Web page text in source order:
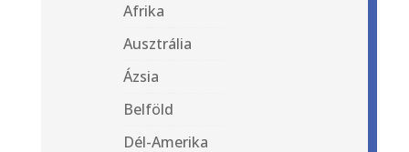
Afrika
Ausztrália
Ázsia
Belföld
Dél-Amerika